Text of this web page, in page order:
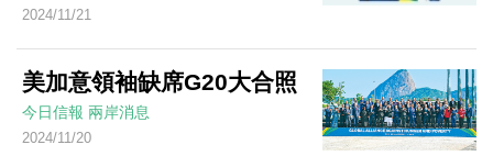
2024/11/21
美加意領袖缺席G20大合照
今日信報 兩岸消息
2024/11/20